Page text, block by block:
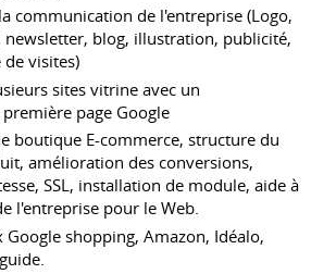
communication de l'entreprise (Logo,
newsletter, blog, illustration, publicité,
visites)
sites vitrine avec un
page Google
boutique E-commerce, structure du
amélioration des conversions,
SSL, installation de module, aide à
l'entreprise pour le Web.
shopping, Amazon, Idéalo,